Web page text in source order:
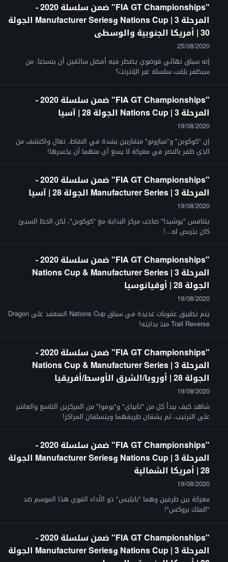
"FIA GT Championships" ضمن سلسلة 2020 -
المرحلة 3 | Nations Cup وManufacturer Series الجولة
30 | أمريكا الجنوبية والوسطى
25/08/2020
إنه سباق نهائي فوضوي يضطر فيه أفضل سائقين أن ينسحبا. من
سيظفر بلقب سلسلة عبر الإنترنت؟
"FIA GT Championships" ضمن سلسلة 2020 -
المرحلة 3 | Nations Cup الجولة 28 | آسيا
19/08/2020
إن "كوكوبن" و"ميازونو" متقاربين بشدة في النقاط. تعال واكتشف من
الذي ظفر بالنصر في معركة لا يسع أي منهما أن يخسرها!
"FIA GT Championships" ضمن سلسلة 2020 -
المرحلة 3 | Manufacturer Series الجولة 28 | آسيا
19/08/2020
يتنافس "يوشيدا" صاحب مركز البداية مع "كوكوبن"، لكن الحظ السيئ
كان يتربص له...!
"FIA GT Championships" ضمن سلسلة 2020 -
المرحلة 3 | Nations Cup & Manufacturer Series
الجولة 28 | أوقيانوسيا
19/08/2020
يتم تطبيق عقوبات عديدة في سباق Nations Cup المنعقد على Dragon
Trail Reverse منذ بدايته!
"FIA GT Championships" ضمن سلسلة 2020 -
المرحلة 3 | Nations Cup & Manufacturer Series
الجولة 28 | أوروبا/الشرق الأوسط/أفريقيا
19/08/2020
شاهد كيف يبدأ كل من "تايباي" و"بوفوا" من المركزين التاسع والعاشر
على الترتيب، ثم يشقان طريقهما ويتسلقان المراكز!
"FIA GT Championships" ضمن سلسلة 2020 -
المرحلة 3 | Nations Cup وManufacturer Series الجولة
28 | أمريكا الشمالية
19/08/2020
معركة بين طرفين وهما "بايليس" ذو الأداء القوي هذا الموسم ضد
"الملك بروكس"!
"FIA GT Championships" ضمن سلسلة 2020 -
المرحلة 3 | Nations Cup وManufacturer Series الجولة